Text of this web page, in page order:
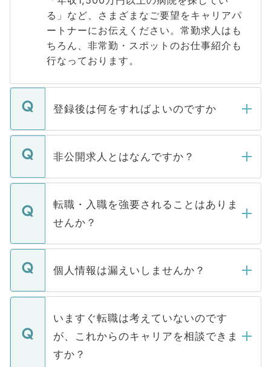
る」など、さまざまなご要望をキャリアパ
ートナーにお伝えください。常勤求人はも
ちろん、非常勤・スポットのお仕事紹介も
行なっております。
登録後は何をすればよいのですか
ご登録いただきましたら、弊社担当者がご
登録内容を確認し、その後メールもしくは
ます。通常、5営業日以内にはご連絡をせて
いただきますので、しばらくお待ちくださ
い。
非公開求人とはなんですか？
マイナビDOCTORで取り扱っている求人の
うち約3割は、Webサイトからご覧いただ
けない「非公開求人」です。非公開求人は
下記の理由によって、一般には公開してい
ません。
■応募殺到を避けるため 人気のある医療機
関を公にしてしまうと、応募が殺到する場
に、医療機関が求める条件に合った人材の
みを人材紹介会社に依頼するケースが増え
ています。
転職・入職を強要されることはありま
せんか？
転職・入職を強要することは一切ありませ
ん。また、仮に応募先から内定をいただい
定を承諾する必要はありません。内定先へ
の辞退の連絡はキャリアパートナーが行い
ますので、ご安心ください。
個人情報は漏えいしませんか？
個人情報が漏えいすることはありませんの
で、ご安心ください。当サイトからの登録
などで収集したご登録者様の個人情報は、
ご本人のキャリアアップおよび転職活動の
支援を目的に使用いたします。お預かりし
いますぐ転職は考えていないのです
が、これからのキャリアを相談できま
すか？